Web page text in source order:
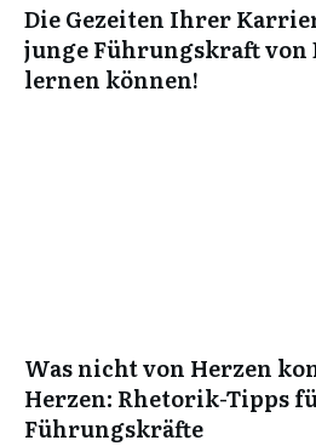
Die Gezeiten Ihrer
junge Führungskraft von
lernen können!
Was nicht von Herzen
Herzen: Rhetorik-Tipps
Führungskräfte